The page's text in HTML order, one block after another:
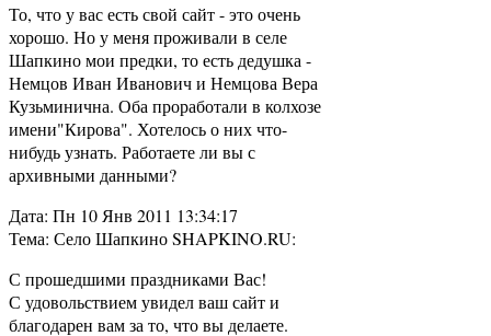
То, что у вас есть свой сайт - это очень
хорошо. Но у меня проживали в селе
Шапкино мои предки, то есть дедушка -
Немцов Иван Иванович и Немцова Вера
Кузьминична. Оба проработали в колхозе
имени"Кирова". Хотелось о них что-
нибудь узнать. Работаете ли вы с
архивными данными?
Дата: Пн 10 Янв 2011 13:34:17
Тема: Село Шапкино SHAPKINO.RU:
С прошедшими праздниками Вас!
С удовольствием увидел ваш сайт и
благодарен вам за то, что вы делаете.